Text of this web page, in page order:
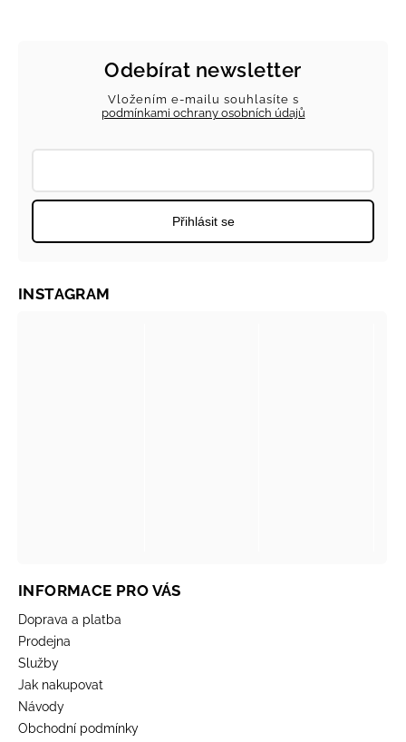
Odebírat newsletter
Vložením e-mailu souhlasíte s
podmínkami ochrany osobních údajů
Přihlásit se
INFORMACE PRO VÁS
Doprava a platba
Prodejna
Služby
Jak nakupovat
Návody
Obchodní podmínky
INSTAGRAM